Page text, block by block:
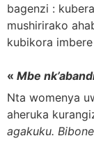
bagenzi :
mushirirako
kubikora
« Mbe
Nta womenya
aheruka
agakuku.